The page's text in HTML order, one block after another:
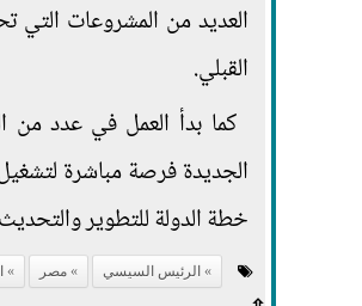
العديد من المشروعات التي
القبلي.
كما بدأ العمل في عدد من
الجديدة فرصة مباشرة
خطة الدولة للتطوير
الرئيس السيسي مصر